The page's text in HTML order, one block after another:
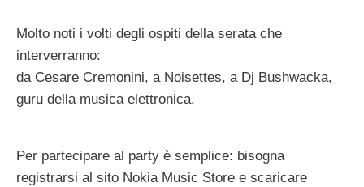
Molto noti i volti degli ospiti della serata che
interverranno:
da Cesare Cremonini, a Noisettes, a Dj Bushwacka,
guru della musica elettronica.
Per partecipare al party è semplice: bisogna
registrarsi al sito Nokia Music Store e scaricare